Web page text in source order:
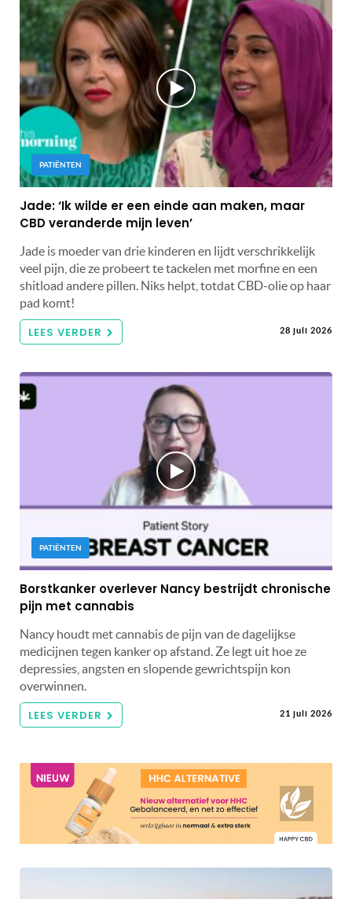
PATIËNTEN
Jade: ‘Ik wilde er een einde aan maken, maar
CBD veranderde mijn leven’
Jade is moeder van drie kinderen en lijdt verschrikkelijk
veel pijn, die ze probeert te tackelen met morfine en een
shitload andere pillen. Niks helpt, totdat CBD-olie op haar
pad komt!
LEES VERDER 28 juli 2026
PATIËNTEN
Borstkanker overlever Nancy bestrijdt chronische
pijn met cannabis
Nancy houdt met cannabis de pijn van de dagelijkse
medicijnen tegen kanker op afstand. Ze legt uit hoe ze
depressies, angsten en slopende gewrichtspijn kon
overwinnen.
LEES VERDER 21 juli 2026